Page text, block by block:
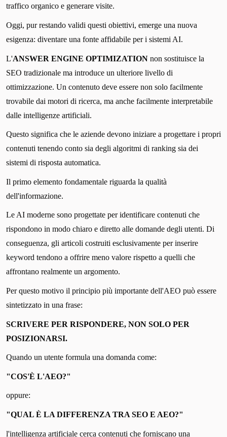
traffico organico e generare visite.
Oggi, pur restando validi questi obiettivi, emerge una nuova
esigenza: diventare una fonte affidabile per i sistemi AI.
L'ANSWER ENGINE OPTIMIZATION non sostituisce la
SEO tradizionale ma introduce un ulteriore livello di
ottimizzazione. Un contenuto deve essere non solo facilmente
trovabile dai motori di ricerca, ma anche facilmente interpretabile
dalle intelligenze artificiali.
Questo significa che le aziende devono iniziare a progettare i propri
contenuti tenendo conto sia degli algoritmi di ranking sia dei
sistemi di risposta automatica.
Il primo elemento fondamentale riguarda la qualità
dell'informazione.
Le AI moderne sono progettate per identificare contenuti che
rispondono in modo chiaro e diretto alle domande degli utenti. Di
conseguenza, gli articoli costruiti esclusivamente per inserire
keyword tendono a offrire meno valore rispetto a quelli che
affrontano realmente un argomento.
Per questo motivo il principio più importante dell'AEO può essere
sintetizzato in una frase:
SCRIVERE PER RISPONDERE, NON SOLO PER
POSIZIONARSI.
Quando un utente formula una domanda come:
"COS'È L'AEO?"
oppure:
"QUAL È LA DIFFERENZA TRA SEO E AEO?"
l'intelligenza artificiale cerca contenuti che forniscano una